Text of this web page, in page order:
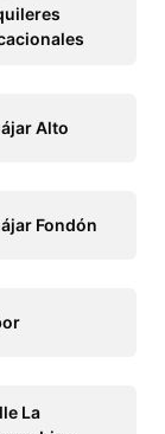
Alto
Fondón
La